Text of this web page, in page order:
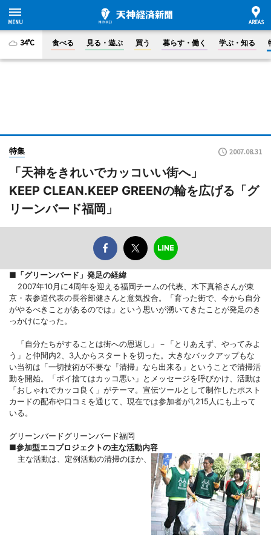
34°C 食べる 見る・遊ぶ 買う 暮らす・働く 学ぶ・知る
特集 2007.08.31
「天神をきれいでカッコいい街へ」
KEEP CLEAN.KEEP GREENの輪を広げる「グ
リーンバード福岡」
■「グリーンバード」発足の経緯
2007年10月に4周年を迎える福岡チームの代表、木下真裕さんが東
京・表参道代表の長谷部健さんと意気投合。「育った街で、今から自分
がやるべきことがあるのでは」という思いが湧いてきたことが発足のき
っかけになった。
「自分たちがすることは街への恩返し」－「とりあえず、やってみよ
う」と仲間内2、3人からスタートを切った。大きなバックアップもな
い当初は「一切技術が不要な『清掃』なら出来る」ということで清掃活
動を開始。「ポイ捨てはカッコ悪い」とメッセージを呼びかけ、活動は
「おしゃれでカッコ良く」がテーマ。宣伝ツールとして制作したポスト
カードの配布や口コミを通じて、現在では参加者が1,215人にも上って
いる。
グリーンバードグリーンバード福岡
■参加型エコプロジェクトの主な活動内容
主な活動は、定例活動の清掃のほか、